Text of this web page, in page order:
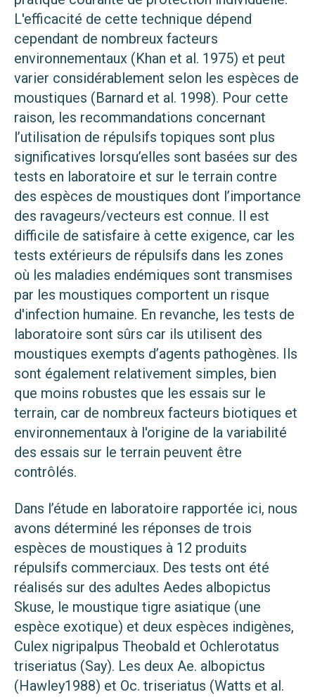
L'efficacité de cette technique dépend
cependant de nombreux facteurs
environnementaux (Khan et al. 1975) et peut
varier considérablement selon les espèces de
moustiques (Barnard et al. 1998). Pour cette
raison, les recommandations concernant
l’utilisation de répulsifs topiques sont plus
significatives lorsqu’elles sont basées sur des
tests en laboratoire et sur le terrain contre
des espèces de moustiques dont l’importance
des ravageurs/vecteurs est connue. Il est
difficile de satisfaire à cette exigence, car les
tests extérieurs de répulsifs dans les zones
où les maladies endémiques sont transmises
par les moustiques comportent un risque
d'infection humaine. En revanche, les tests de
laboratoire sont sûrs car ils utilisent des
moustiques exempts d’agents pathogènes. Ils
sont également relativement simples, bien
que moins robustes que les essais sur le
terrain, car de nombreux facteurs biotiques et
environnementaux à l'origine de la variabilité
des essais sur le terrain peuvent être
contrôlés.
Dans l’étude en laboratoire rapportée ici, nous
avons déterminé les réponses de trois
espèces de moustiques à 12 produits
répulsifs commerciaux. Des tests ont été
réalisés sur des adultes Aedes albopictus
Skuse, le moustique tigre asiatique (une
espèce exotique) et deux espèces indigènes,
Culex nigripalpus Theobald et Ochlerotatus
triseriatus (Say). Les deux Ae. albopictus
(Hawley1988) et Oc. triseriatus (Watts et al.